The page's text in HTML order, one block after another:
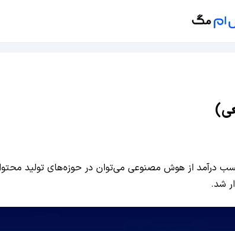
از هوش مصنوعی می‌توان در حوزه‌های تولید محتوا،
شد.